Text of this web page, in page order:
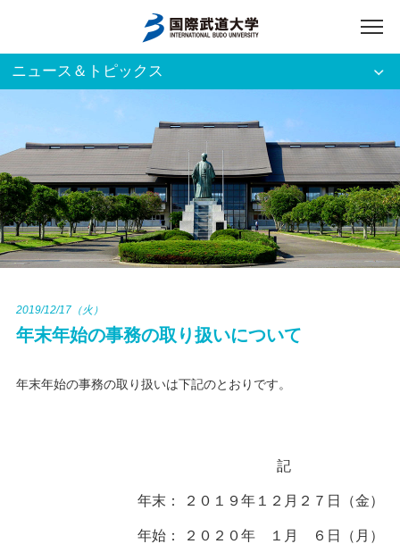
アクセス 入試資料請求
ご利用者別
ホーム
大学案内
資格・就職
ニュース＆トピックス
2019/12/17（火）
年末年始の事務の取り扱いについて
年末年始の事務の取り扱いは下記のとおりです。
記
年末： ２０１９年１２月２７日（金）
年始： ２０２０年 １月 ６日（月